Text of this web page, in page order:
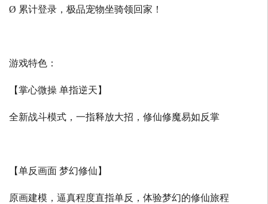
Ø 累计登录，极品宠物坐骑领回家！
游戏特色：
【掌心微操 单指逆天】
全新战斗模式，一指释放大招，修仙修魔易如反掌
【单反画面 梦幻修仙】
原画建模，逼真程度直指单反，体验梦幻的修仙旅程